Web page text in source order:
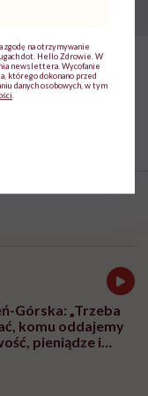
Górska: „Trzeba
komu oddajemy
pieniądze i
zgodę na otrzymywanie
dot. Hello Zdrowie. W
newslettera. Wycofanie
którego dokonano przed
danych osobowych, w tym